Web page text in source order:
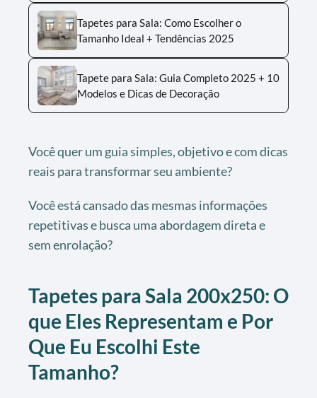
Tapetes para Sala: Como Escolher o
Tamanho Ideal + Tendências 2025
Tapete para Sala: Guia Completo 2025 + 10
Modelos e Dicas de Decoração
Você quer um guia simples, objetivo e com dicas
reais para transformar seu ambiente?
Você está cansado das mesmas informações
repetitivas e busca uma abordagem direta e
sem enrolação?
Tapetes para Sala 200x250: O
que Eles Representam e Por
Que Eu Escolhi Este
Tamanho?